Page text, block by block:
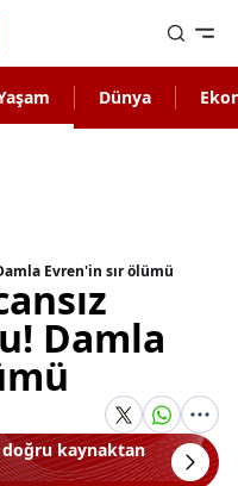
Dünya
Evren'in sır ölümü
Damla
doğru kaynaktan